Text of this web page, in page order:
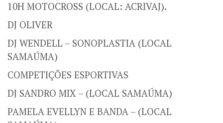
10H MOTOCROSS (LOCAL: ACRIVAJ).
DJ OLIVER
DJ WENDELL – SONOPLASTIA (LOCAL
SAMAÚMA)
COMPETIÇÕES ESPORTIVAS
DJ SANDRO MIX – (LOCAL SAMAÚMA)
PAMELA EVELLYN E BANDA – (LOCAL